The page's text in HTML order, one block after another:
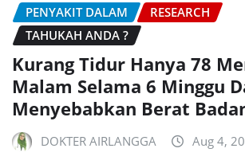
PENYAKIT DALAM
RESEARCH
TAHUKAH ANDA ?
Kurang Tidur Hanya 78
Malam Selama 6 Minggu
Menyebabkan Berat
DOKTER AIRLANGGA Aug 4,